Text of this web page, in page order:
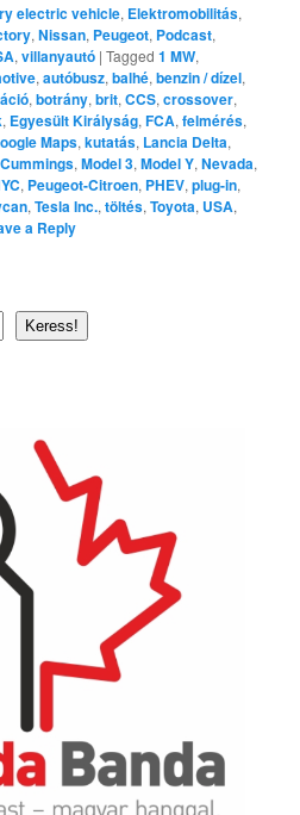
electric vehicle, Elektromobilitás,
,Nissan, Peugeot, Podcast,
,villanyautó |Tagged 1 MW,
,autóbusz,balhé,benzin / dízel,
,botrány,brit,CCS,crossover,
, Egyesült Királyság,FCA,felmérés,
Maps,kutatás, Lancia Delta,
,Model 3,Model Y,Nevada,
, Peugeot-Citroen, PHEV,plug-in,
,Tesla Inc.,töltés,Toyota, USA,
a Reply
Keress!